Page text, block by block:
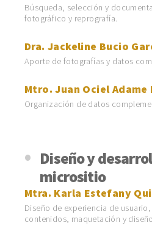
Búsqueda, selección y
fotográfico y reprografía.
Dra. Jackeline Bucio
Aporte de fotografías y datos
Mtro. Juan Ociel Adame
Organización de datos
Diseño y
micrositio
Mtra. Karla Estefany
Diseño de experiencia de
contenidos, maquetación y